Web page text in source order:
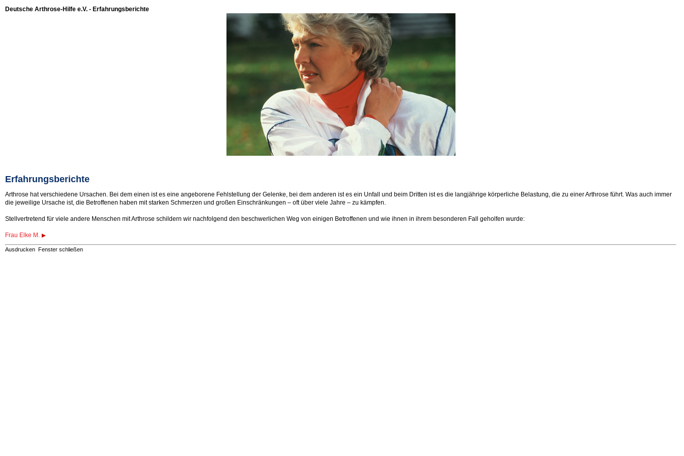
Deutsche Arthrose-Hilfe e.V. - Erfahrungsberichte
Erfahrungsberichte
Arthrose hat verschiedene Ursachen. Bei dem einen ist es eine angeborene Fehlstellung der Gelenke, bei dem anderen ist es ein Unfall und beim Dritten ist es die langjährige körperliche Belastung, die zu einer Arthrose führt. Was auch immer
die jeweilige Ursache ist, die Betroffenen haben mit starken Schmerzen und großen Einschränkungen – oft über viele Jahre – zu kämpfen.
Stellvertretend für viele andere Menschen mit Arthrose schildern wir nachfolgend den beschwerlichen Weg von einigen Betroffenen und wie ihnen in ihrem besonderen Fall geholfen wurde:
Frau Elke M.
Ausdrucken Fenster schließen